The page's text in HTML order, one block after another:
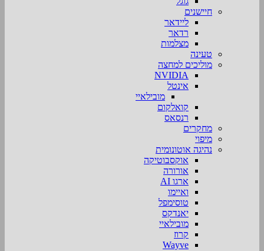
חיישנים
ליידאר
רדאר
מצלמות
טעינה
מוליכים למחצה
NVIDIA
אינטל
מובילאיי
קואלקום
רנסאס
מחקרים
מיפוי
נהיגה אוטונומית
אוקסבוטיקה
אורורה
ארגו AI
ואיימו
טוסימפל
יאנדקס
מובילאיי
קרוז
Wayve